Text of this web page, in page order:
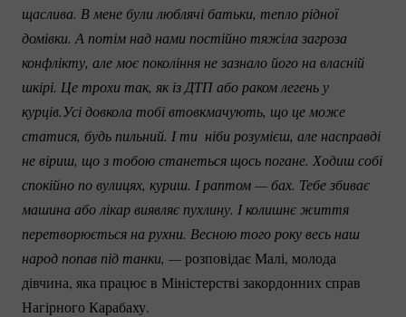
щаслива. В мене були люблячі батьки, тепло рідної
домівки. А потім над нами постійно тяжіла загроза
конфлікту, але моє покоління не зазнало його на власній
шкірі. Це трохи так, як із ДТП або раком легень у
курців.Усі довкола тобі втовкмачують, що це може
статися, будь пильний. І ти  ніби розумієш, але насправді
не віриш, що з тобою станеться щось погане. Ходиш собі
спокійно по вулицях, куриш. І раптом — бах. Тебе збиває
машина або лікар виявляє пухлину. І колишнє життя
перетворюється на рухни. Весною того року весь наш
народ попав під танки, — розповідає Малі, молода
дівчина, яка працює в Міністерстві закордонних справ
Нагірного Карабаху.